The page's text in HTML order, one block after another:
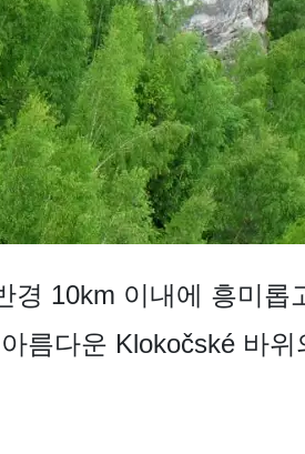
경 10km 이내에 흥미롭
름다운 Klokočské 바